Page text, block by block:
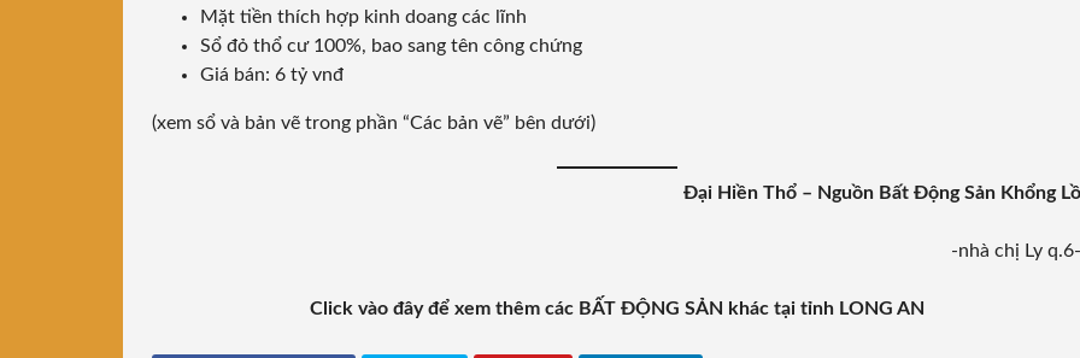
Mặt tiền thích hợp kinh doang các lĩnh
Sổ đỏ thổ cư 100%, bao sang tên công chứng
Giá bán: 6 tỷ vnđ
(xem sổ và bản vẽ trong phần “Các bản vẽ” bên dưới)
Đại Hiền Thổ – Nguồn Bất Động Sản Khổng Lồ
-nhà chị Ly q.6-
Click vào đây để xem thêm các BẤT ĐỘNG SẢN khác tại tỉnh LONG AN